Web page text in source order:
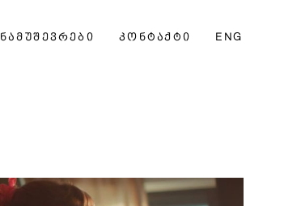
ᲜᲐᲛᲣᲨᲔᲕᲠᲔᲑᲘ ᲙᲝᲜᲢᲐᲥᲢᲘ ENG